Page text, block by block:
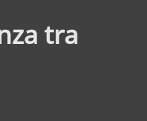
tra